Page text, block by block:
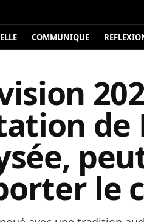
ELLE COMMUNIQUE
de
le